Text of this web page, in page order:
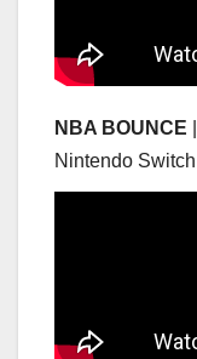
NBA BOUNCE
Nintendo Switch